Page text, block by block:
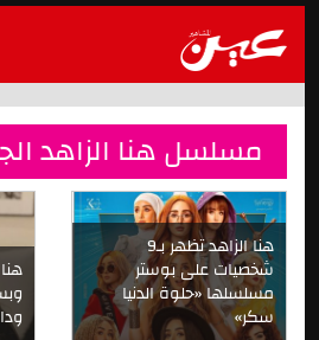
مسلسل هنا الزاهد
هنا الزاهد تظهر بـ9
شخصيات على بوستر
مسلسلها «حلوة الدنيا
سكر»